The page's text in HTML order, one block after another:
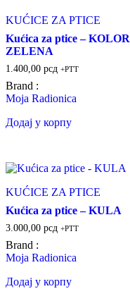
KUĆICE ZA PTICE
Kućica za ptice – KOLOR
ZELENA
1.400,00 рсд +PTT
Brand :
Moja Radionica
Додај у корпу
KUĆICE ZA PTICE
Kućica za ptice – KULA
3.000,00 рсд +PTT
Brand :
Moja Radionica
Додај у корпу